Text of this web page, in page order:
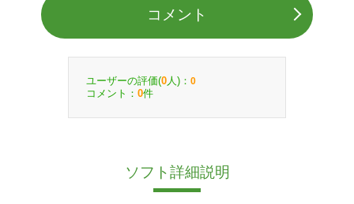
コメント
ユーザーの評価(0 人)： 0
コメント： 0件
ソフト詳細説明